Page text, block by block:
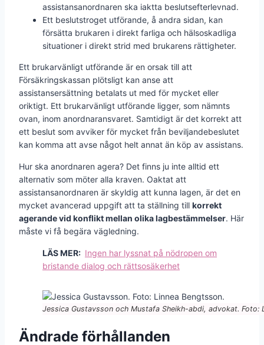
assistansanordnaren ska iaktta beslutsefterlevnad.
Ett beslutstroget utförande, å andra sidan, kan
försätta brukaren i direkt farliga och hälsoskadliga
situationer i direkt strid med brukarens rättigheter.
Ett brukarvänligt utförande är en orsak till att
Försäkringskassan plötsligt kan anse att
assistansersättning betalats ut med för mycket eller
oriktigt. Ett brukarvänligt utförande ligger, som nämnts
ovan, inom anordnaransvaret. Samtidigt är det korrekt att
ett beslut som avviker för mycket från beviljandebeslutet
kan komma att avse något helt annat än köp av assistans.
Hur ska anordnaren agera? Det finns ju inte alltid ett
alternativ som möter alla kraven. Oaktat att
assistansanordnaren är skyldig att kunna lagen, är det en
mycket avancerad uppgift att ta ställning till korrekt
agerande vid konflikt mellan olika lagbestämmelser. Här
måste vi få begära vägledning.
LÄS MER: Ingen har lyssnat på nödropen om
bristande dialog och rättsosäkerhet
Jessica Gustavsson och Mustafa Sheikh-abdi, advokat. Foto:
Ändrade förhållanden